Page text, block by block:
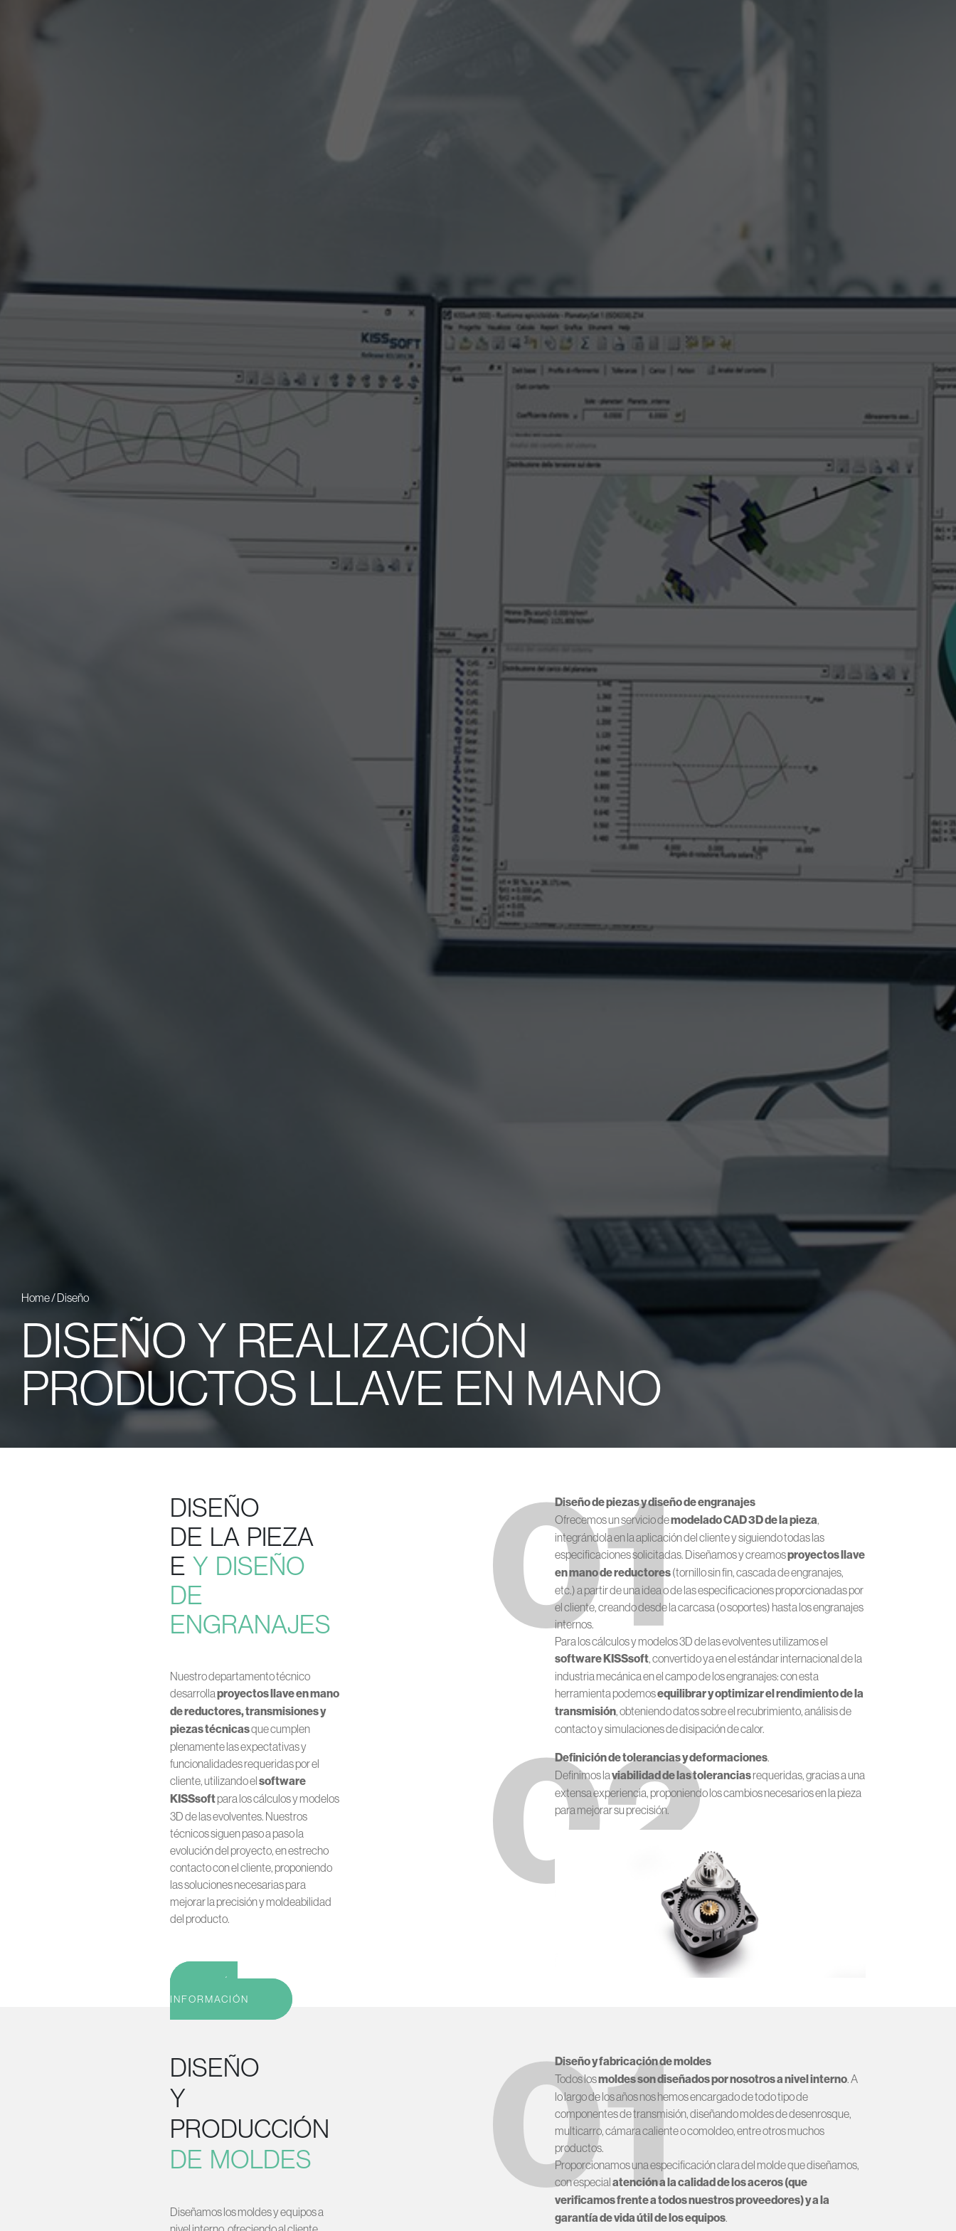
Home/Diseño
DISEÑO Y REALIZACIÓN
PRODUCTOS LLAVE EN MANO
DISEÑO
DE LA PIEZA
E Y DISEÑO
DE
ENGRANAJES
Nuestro departamento técnico
desarrollaproyectos llave en mano
de reductores, transmisiones y
piezas técnicasque cumplen
plenamente las expectativas y
funcionalidades requeridas por el
cliente, utilizando elsoftware
KISSsoftpara los cálculos y modelos
3D de las evolventes. Nuestros
técnicos siguen paso a paso la
evolución del proyecto, en estrecho
contacto con el cliente, proponiendo
las soluciones necesarias para
mejorar la precisión y moldeabilidad
del producto.
INFORMACIÓN
01
Diseño de piezas y diseño de engranajes
Ofrecemos un servicio demodelado CAD 3D de la pieza,
integrándola en la aplicación del cliente y siguiendo todas las
especificaciones solicitadas. Diseñamos y creamosproyectos llave
en mano de reductores(tornillo sin fin, cascada de engranajes,
etc.) a partir de una idea o de las especificaciones proporcionadas por
el cliente, creando desde la carcasa (o soportes) hasta los engranajes
internos.
Para los cálculos y modelos 3D de las evolventes utilizamos el
software KISSsoft, convertido ya en el estándar internacional de la
industria mecánica en el campo de los engranajes: con esta
herramienta podemosequilibrar y optimizar el rendimiento de la
transmisión, obteniendo datos sobre el recubrimiento, análisis de
contacto y simulaciones de disipación de calor.
02
Definición de tolerancias y deformaciones.
Definimos laviabilidad de las toleranciasrequeridas, gracias a una
extensa experiencia, proponiendo los cambios necesarios en la pieza
para mejorar su precisión.
DISEÑO
Y
PRODUCCIÓN
DE MOLDES
Diseñamos los moldes y equipos a
01
Diseño y fabricación de moldes
Todos losmoldes son diseñados por nosotros a nivel interno. A
lo largo de los años nos hemos encargado de todo tipo de
componentes de transmisión, diseñando moldes de desenrosque,
multicarro, cámara caliente o comoldeo, entre otros muchos
productos.
Proporcionamos una especificación clara del molde que diseñamos,
con especialatención a la calidad de los aceros (que
verificamos frente a todos nuestros proveedores) y a la
garantía de vida útil de los equipos.